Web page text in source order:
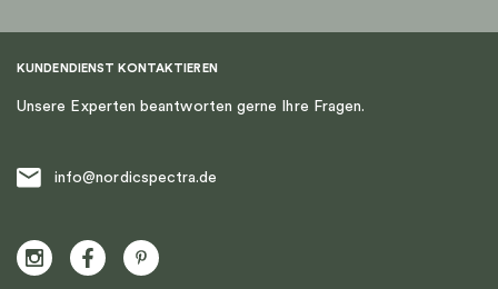
KUNDENDIENST KONTAKTIEREN
Unsere Experten beantworten gerne Ihre Fragen.
info@nordicspectra.de